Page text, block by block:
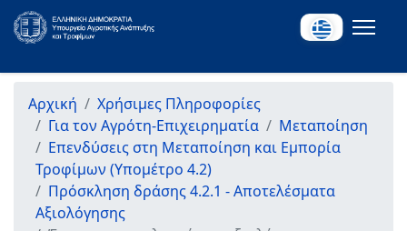
Αρχική
Χρήσιμες Πληροφορίες
Για τον Αγρότη-Επιχειρηματία
Μεταποίηση
Επενδύσεις στη Μεταποίηση και Εμπορία
Τροφίμων (Υπομέτρο 4.2)
Πρόσκληση δράσης 4.2.1 - Αποτελέσματα
Αξιολόγησης